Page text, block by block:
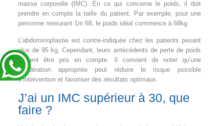
masse corporelle (IMC). En ce qui concerne le poids, il doit
prendre en compte la taille du patient. Par exemple, pour une
personne mesurant 1m 68, le poids idéal commence à 68kg.
L’abdominoplastie est contre-indiquée chez les patients pesant
plus de 95 kg. Cependant, leurs antécédents de perte de poids
doivent être pris en compte. Il convient de noter qu’une
pondération appropriée peut réduire le risque possible
d’intervention et favoriser des résultats optimaux.
J’ai un IMC supérieur à 30, que
faire ?